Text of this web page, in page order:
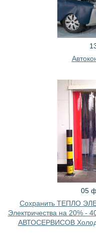
05
Сохранить ТЕПЛО
Электричества на 20% -
АВТОСЕРВИСОВ